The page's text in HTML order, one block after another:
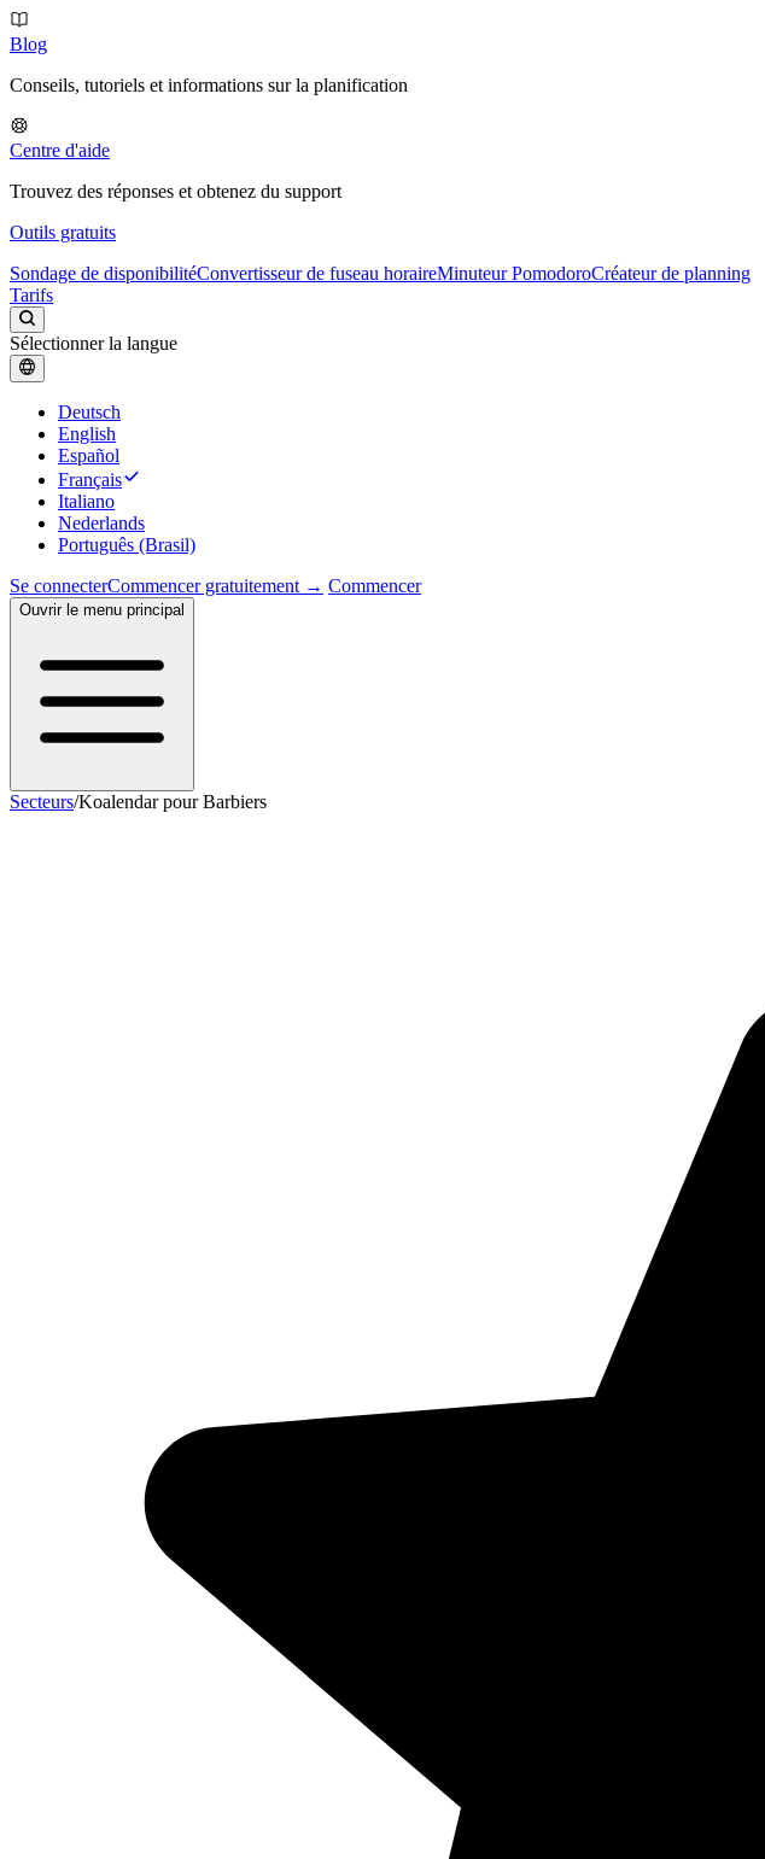
Blog
Conseils, tutoriels et informations sur la planification
Centre d'aide
Trouvez des réponses et obtenez du support
Outils gratuits
Sondage de disponibilitéConvertisseur de fuseau horaireMinuteur PomodoroCréateur de planning
Tarifs
Sélectionner la langue
Deutsch
English
Español
Français
Italiano
Nederlands
Português (Brasil)
Se connecterCommencer gratuitement → Commencer
Ouvrir le menu principal
Secteurs/Koalendar pour Barbiers